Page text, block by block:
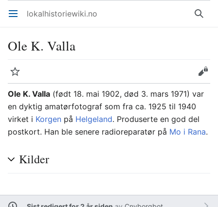
Åpne hovedmenyen lokalhistoriewiki.no Søk
Ole K. Valla
Overvåk
Rediger
Ole K. Valla (født 18. mai 1902, død 3. mars 1971) var
en dyktig amatørfotograf som fra ca. 1925 til 1940
virket i Korgen på Helgeland. Produserte en god del
postkort. Han ble senere radioreparatør på Mo i Rana.
Kilder